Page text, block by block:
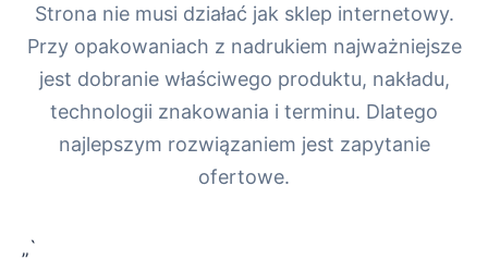
Strona nie musi działać jak sklep internetowy.
Przy opakowaniach z nadrukiem najważniejsze
jest dobranie właściwego produktu, nakładu,
technologii znakowania i terminu. Dlatego
najlepszym rozwiązaniem jest zapytanie
ofertowe.
„`